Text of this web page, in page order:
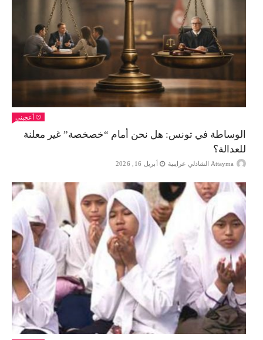
أعجبني
الوساطة في تونس: هل نحن أمام “خصخصة” غير معلنة
للعدالة؟
Attayma الشاذلي عرايبية أبريل 16, 2026